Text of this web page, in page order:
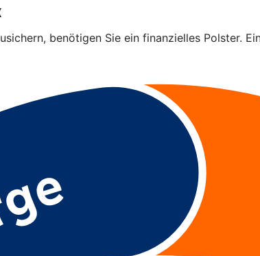
benötigen Sie ein finanzielles Polster.